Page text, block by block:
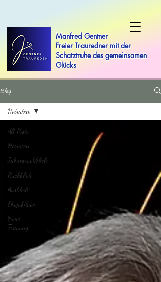
Manfred Gentner
Freier Trauredner mit der
Schatztruhedes gemeinsamen
Glücks
Blog
All Posts
Heiraten
Jahresrückblick
Rückblick
Ausblick
Ehejubiläen
Freie
Trauung
Heiraten